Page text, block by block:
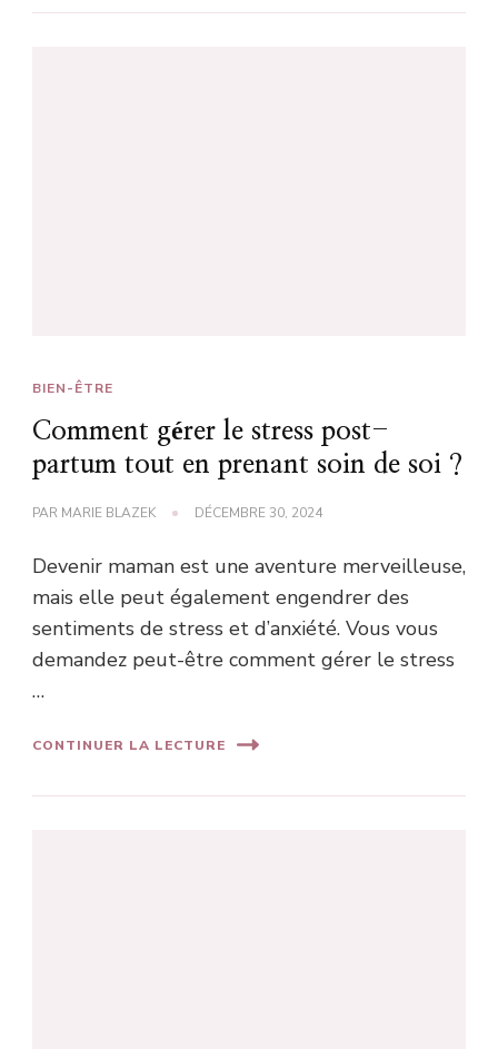
BIEN-ÊTRE
Comment gérer le stress post-
partum tout en prenant soin de soi ?
PAR MARIE BLAZEK DÉCEMBRE 30, 2024
Devenir maman est une aventure merveilleuse,
mais elle peut également engendrer des
sentiments de stress et d’anxiété. Vous vous
demandez peut-être comment gérer le stress
…
CONTINUER LA LECTURE